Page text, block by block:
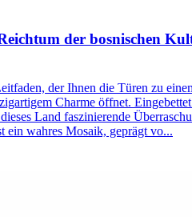
der bosnischen
der Ihnen die Türen zu
Charme öffnet.
Land faszinierende
ein wahres Mosaik, geprägt vo...